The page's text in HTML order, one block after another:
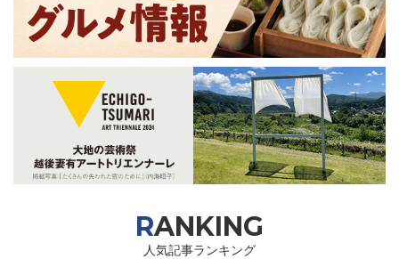
RANKING
人気記事ランキング